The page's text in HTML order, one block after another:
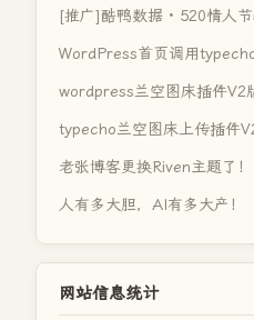
[推广]酷鸭数据 · 520情人节
WordPress首页调用
wordpress兰空图床插件V2
typecho兰空图床上传插件
老张博客更换Riven主题了！
人有多大胆，AI有多大产！
网站信息统计